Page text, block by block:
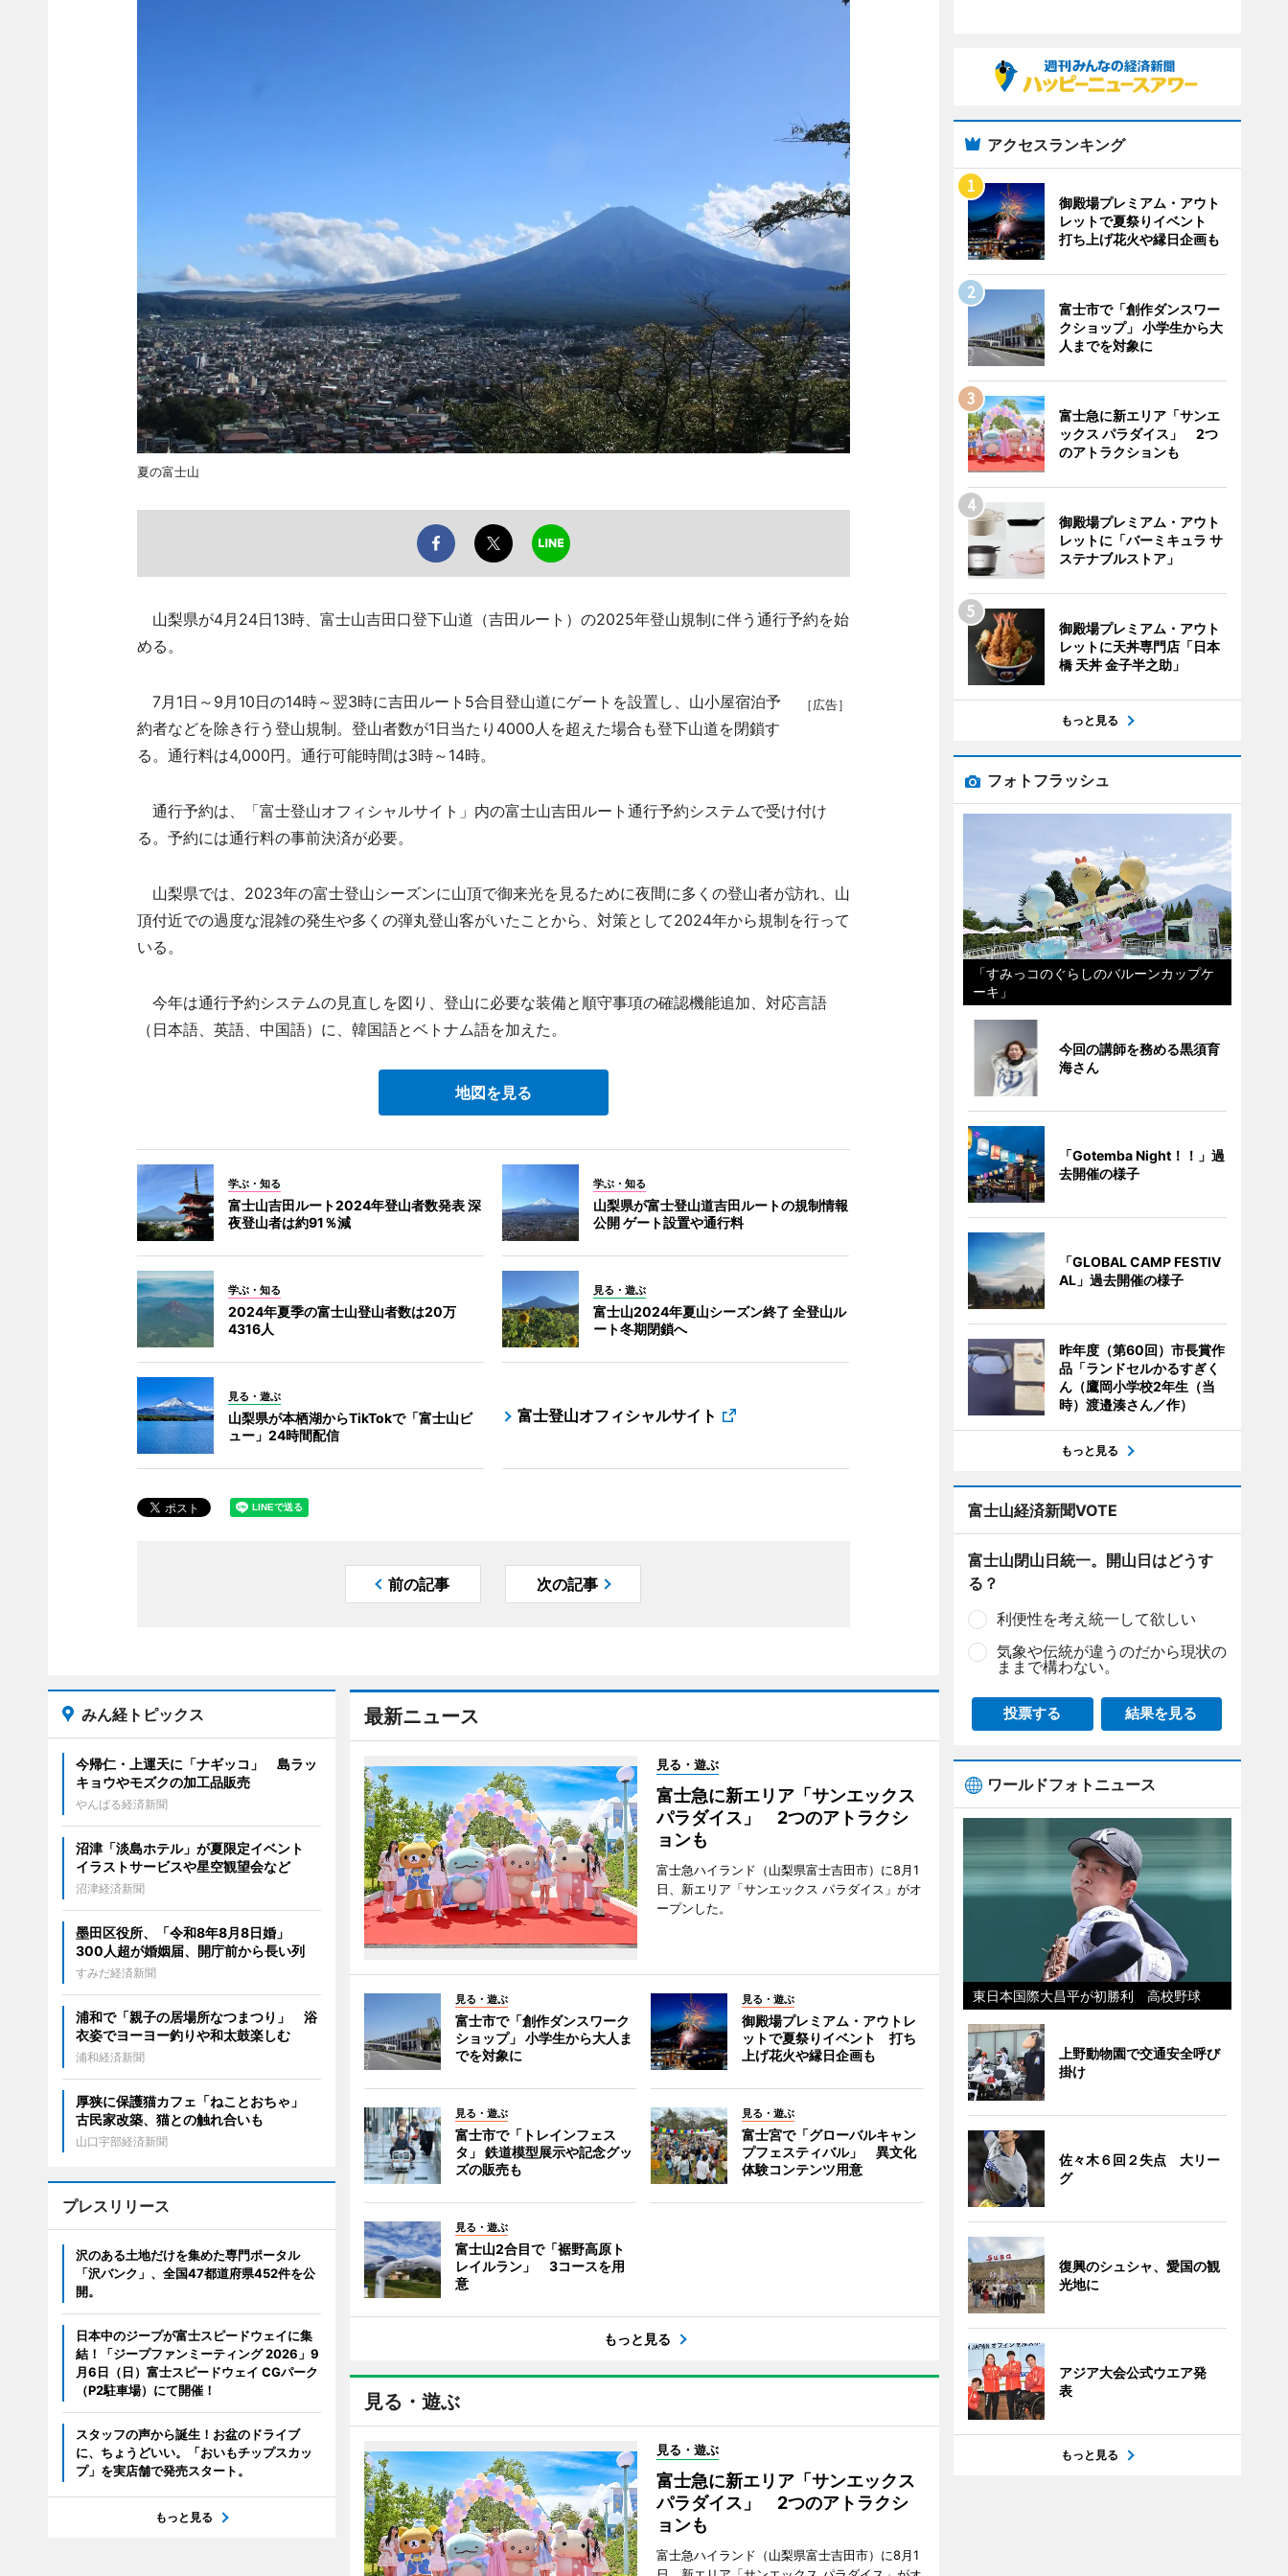
夏の富士山
山梨県が4月24日13時、富士山吉田口登下山道（吉田ルート）の2025年登山規制に伴う通行予約を始
める。
［広告］
7月1日～9月10日の14時～翌3時に吉田ルート5合目登山道にゲートを設置し、山小屋宿泊予
約者などを除き行う登山規制。登山者数が1日当たり4000人を超えた場合も登下山道を閉鎖す
る。通行料は4,000円。通行可能時間は3時～14時。
通行予約は、「富士登山オフィシャルサイト」内の富士山吉田ルート通行予約システムで受け付け
る。予約には通行料の事前決済が必要。
山梨県では、2023年の富士登山シーズンに山頂で御来光を見るために夜間に多くの登山者が訪れ、山
頂付近での過度な混雑の発生や多くの弾丸登山客がいたことから、対策として2024年から規制を行って
いる。
今年は通行予約システムの見直しを図り、登山に必要な装備と順守事項の確認機能追加、対応言語
（日本語、英語、中国語）に、韓国語とベトナム語を加えた。
地図を見る
学ぶ・知る
富士山吉田ルート2024年登山者数発表 深
夜登山者は約91％減
学ぶ・知る
山梨県が富士登山道吉田ルートの規制情報
公開 ゲート設置や通行料
学ぶ・知る
2024年夏季の富士山登山者数は20万
4316人
見る・遊ぶ
富士山2024年夏山シーズン終了 全登山ル
ート冬期閉鎖へ
見る・遊ぶ
山梨県が本栖湖からTikTokで「富士山ビ
ュー」24時間配信
富士登山オフィシャルサイト
前の記事 次の記事
最新ニュース
見る・遊ぶ
富士急に新エリア「サンエックス
パラダイス」 2つのアトラクシ
ョンも
富士急ハイランド（山梨県富士吉田市）に8月1
日、新エリア「サンエックス パラダイス」がオ
ープンした。
見る・遊ぶ
富士市で「創作ダンスワーク
ショップ」 小学生から大人ま
でを対象に
見る・遊ぶ
御殿場プレミアム・アウトレ
ットで夏祭りイベント 打ち
上げ花火や縁日企画も
見る・遊ぶ
富士市で「トレインフェス
タ」 鉄道模型展示や記念グッ
ズの販売も
見る・遊ぶ
富士宮で「グローバルキャン
プフェスティバル」 異文化
体験コンテンツ用意
見る・遊ぶ
富士山2合目で「裾野高原ト
レイルラン」 3コースを用
意
もっと見る
見る・遊ぶ
見る・遊ぶ
富士急に新エリア「サンエックス
パラダイス」 2つのアトラクシ
ョンも
富士急ハイランド（山梨県富士吉田市）に8月1
みん経トピックス
今帰仁・上運天に「ナギッコ」 島ラッ
キョウやモズクの加工品販売
やんばる経済新聞
沼津「淡島ホテル」が夏限定イベント
イラストサービスや星空観望会など
沼津経済新聞
墨田区役所、「令和8年8月8日婚」
300人超が婚姻届、開庁前から長い列
すみだ経済新聞
浦和で「親子の居場所なつまつり」 浴
衣姿でヨーヨー釣りや和太鼓楽しむ
浦和経済新聞
厚狭に保護猫カフェ「ねことおちゃ」
古民家改築、猫との触れ合いも
山口宇部経済新聞
プレスリリース
沢のある土地だけを集めた専門ポータル
「沢バンク」、全国47都道府県452件を公
開。
日本中のジープが富士スピードウェイに集
結！「ジープファンミーティング 2026」9
月6日（日）富士スピードウェイ CGパーク
（P2駐車場）にて開催！
スタッフの声から誕生！お盆のドライブ
に、ちょうどいい。「おいもチップスカッ
プ」を実店舗で発売スタート。
もっと見る
アクセスランキング
御殿場プレミアム・アウト
レットで夏祭りイベント
打ち上げ花火や縁日企画も
富士市で「創作ダンスワー
クショップ」 小学生から大
人までを対象に
富士急に新エリア「サンエ
ックス パラダイス」 2つ
のアトラクションも
御殿場プレミアム・アウト
レットに「バーミキュラ サ
ステナブルストア」
御殿場プレミアム・アウト
レットに天丼専門店「日本
橋 天丼 金子半之助」
もっと見る
フォトフラッシュ
「すみっコのぐらしのバルーンカップケ
ーキ」
今回の講師を務める黒須育
海さん
「Gotemba Night！！」過
去開催の様子
「GLOBAL CAMP FESTIV
AL」過去開催の様子
昨年度（第60回）市長賞作
品「ランドセルかるすぎく
ん（鷹岡小学校2年生（当
時）渡邉湊さん／作）
もっと見る
富士山経済新聞VOTE
富士山閉山日統一。開山日はどうす
る？
利便性を考え統一して欲しい
気象や伝統が違うのだから現状の
ままで構わない。
投票する 結果を見る
ワールドフォトニュース
東日本国際大昌平が初勝利 高校野球
上野動物園で交通安全呼び
掛け
佐々木６回２失点 大リー
グ
復興のシュシャ、愛国の観
光地に
アジア大会公式ウエア発
表
もっと見る